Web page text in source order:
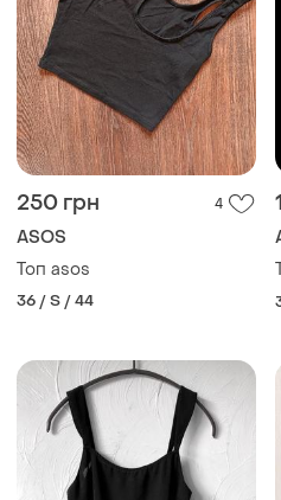
250 грн 4
ASOS
Топ asos
36 / S / 44